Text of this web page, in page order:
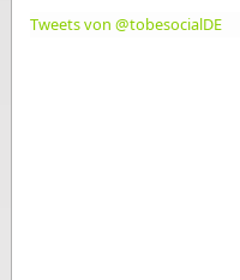
Tweets von @tobesocialDE